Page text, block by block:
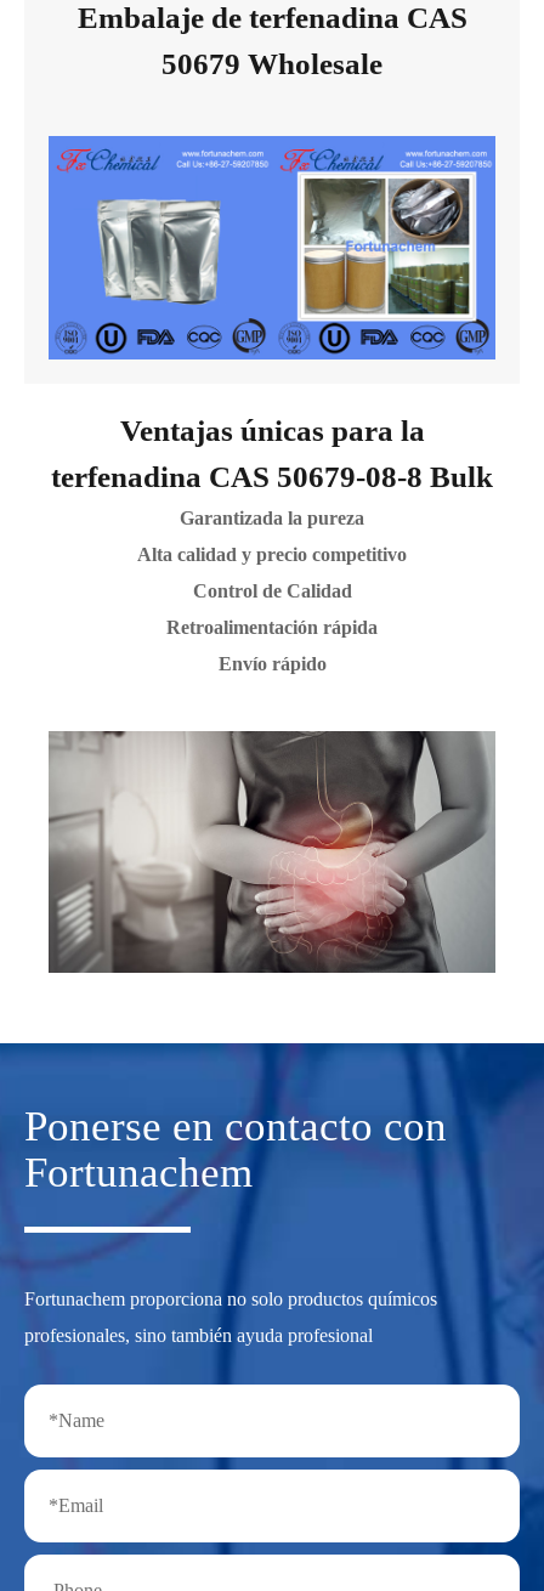
Embalaje de terfenadina CAS
50679 Wholesale
Ventajas únicas para la
terfenadina CAS 50679-08-8 Bulk
Garantizada la pureza
Alta calidad y precio competitivo
Control de Calidad
Retroalimentación rápida
Envío rápido
Ponerse en contacto con
Fortunachem
Fortunachem proporciona no solo productos químicos
profesionales, sino también ayuda profesional